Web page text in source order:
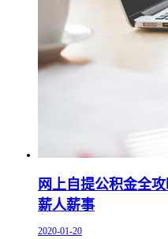
网上自提公积金全
薪人薪事
2020-01-20